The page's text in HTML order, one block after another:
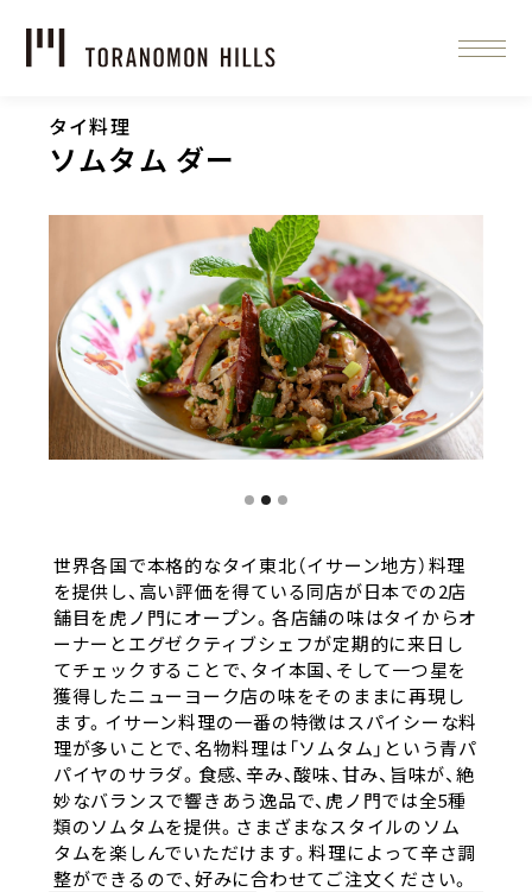
タイ料理
ソムタム ダー
世界各国で本格的なタイ東北（イサーン地方）料理
を提供し、高い評価を得ている同店が日本での2店
舗目を虎ノ門にオープン。各店舗の味はタイからオ
ーナーとエグゼクティブシェフが定期的に来日し
てチェックすることで、タイ本国、そして一つ星を
獲得したニューヨーク店の味をそのままに再現し
ます。イサーン料理の一番の特徴はスパイシーな料
理が多いことで、名物料理は「ソムタム」という青パ
パイヤのサラダ。食感、辛み、酸味、甘み、旨味が、絶
妙なバランスで響きあう逸品で、虎ノ門では全5種
類のソムタムを提供。さまざまなスタイルのソム
タムを楽しんでいただけます。料理によって辛さ調
整ができるので、好みに合わせてご注文ください。